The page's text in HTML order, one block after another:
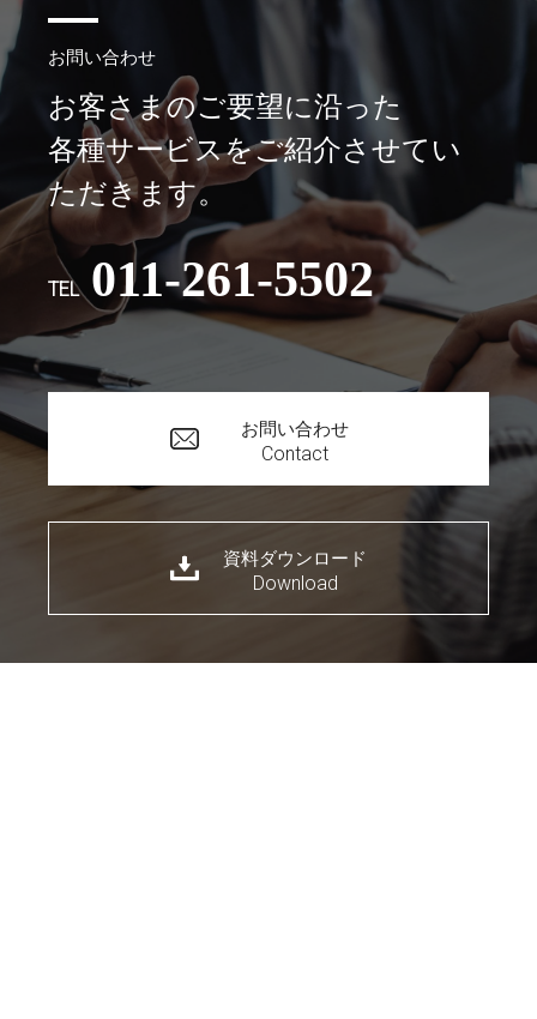
お問い合わせ
お客さまのご要望に沿った
各種サービスをご紹介させてい
ただきます。
TEL 011-261-5502
お問い合わせ
Contact
資料ダウンロード
Download